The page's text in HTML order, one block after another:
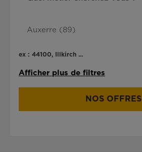
ex : 44100, Illkirch ...
Afficher plus de filtres
NOS OFFRES